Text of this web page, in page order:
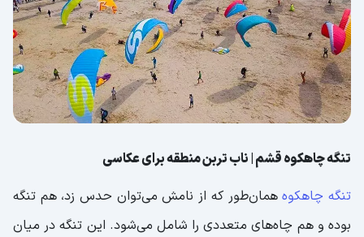
تنگه چاهکوه قشم | ناب تربن منطقه برای عکاسی
تنگه چاهکوههمان‌طور که از نامش می‌توان حدس زد، هم تنگه
بوده و هم چاه‌های متعددی را شامل می‌شود. این تنگه در میان